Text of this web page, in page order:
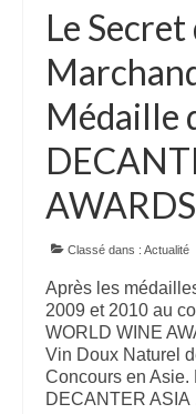
Le Secret
Médaille
AWARDS
Classé dans : Actualité
Après les
2009 et 2010 au
WORLD WINE
Vin Doux Naturel
Concours en
DECANTER